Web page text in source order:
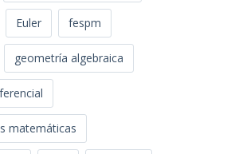
Euler fespm
geometría algebraica
matemáticas